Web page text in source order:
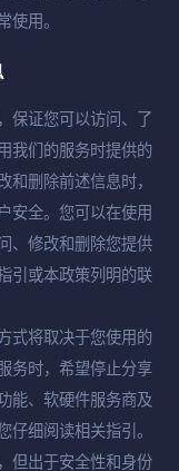
使用。
保证您可以访问、了
我们的服务时提供的
和删除前述信息时，
安全。您可以在使用
、修改和删除您提供
引或本政策列明的联
式将取决于您使用的
务时，希望停止分享
能、软硬件服务商及
仔细阅读相关指引。
但出于安全性和身份